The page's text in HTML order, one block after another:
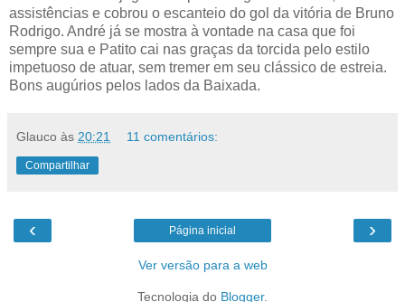
assistências e cobrou o escanteio do gol da vitória de Bruno
Rodrigo. André já se mostra à vontade na casa que foi
sempre sua e Patito cai nas graças da torcida pelo estilo
impetuoso de atuar, sem tremer em seu clássico de estreia.
Bons augúrios pelos lados da Baixada.
Glauco às 20:21 11 comentários:
Compartilhar
‹ ›
Página inicial
Ver versão para a web
Tecnologia do Blogger.